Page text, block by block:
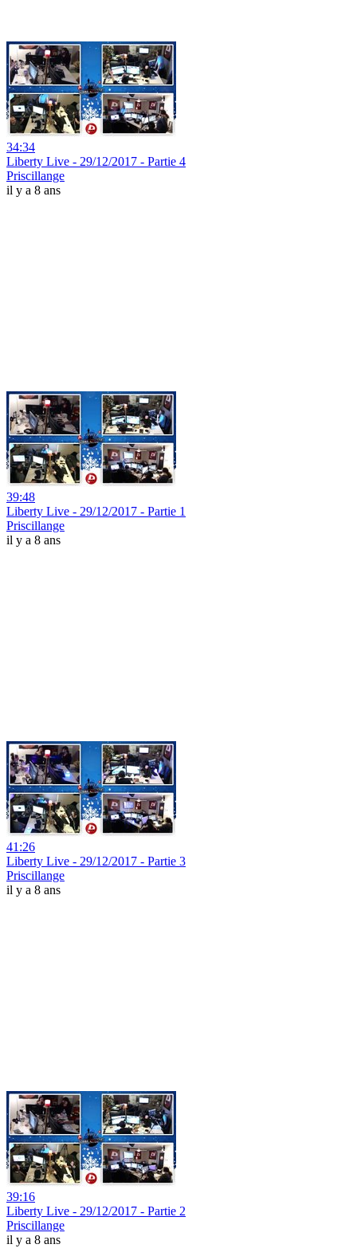
34:34
Liberty Live - 29/12/2017 - Partie 4
Priscillange
il y a 8 ans
39:48
Liberty Live - 29/12/2017 - Partie 1
Priscillange
il y a 8 ans
41:26
Liberty Live - 29/12/2017 - Partie 3
Priscillange
il y a 8 ans
39:16
Liberty Live - 29/12/2017 - Partie 2
Priscillange
il y a 8 ans